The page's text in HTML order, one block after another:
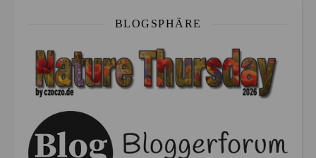
BLOGSPHÄRE